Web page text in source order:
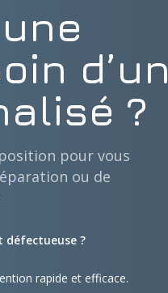
d’un
?
pour vous
ou de
défectueuse ?
rapide et efficace.